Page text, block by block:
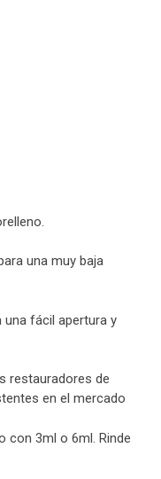
una muy baja
fácil apertura y
restauradores de
en el mercado
con 3ml o 6ml. Rinde